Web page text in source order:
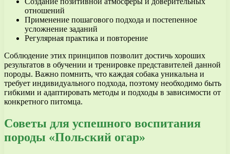
отношений
Применение пошагового подхода и постепенное
усложнение заданий
Регулярная практика и повторение
Соблюдение этих принципов позволит достичь хороших
результатов в обучении и тренировке представителей данной
породы. Важно помнить, что каждая собака уникальна и
требует индивидуального подхода, поэтому необходимо быть
гибкими и адаптировать методы и подходы в зависимости от
конкретного питомца.
Советы для успешного воспитания
породы «Польский огар»